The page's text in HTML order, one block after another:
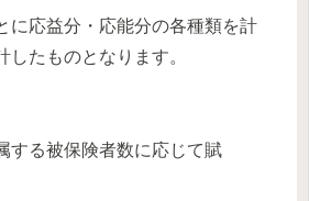
に応益分・応能分の各種類を計
したものとなります。
する被保険者数に応じて賦